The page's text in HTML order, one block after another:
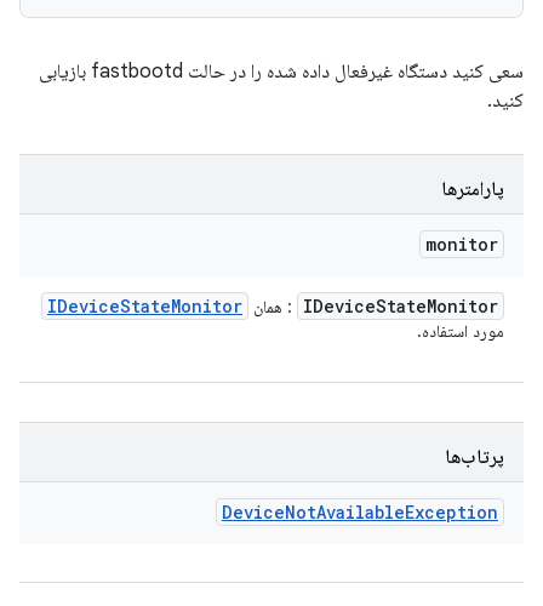
سعی کنید دستگاه غیرفعال داده شده را در حالت fastbootd بازیابی
کنید.
پارامترها
monitor
IDeviceStateMonitor : همان IDeviceStateMonitor
مورد استفاده.
پرتاب‌ها
DeviceNotAvailableException